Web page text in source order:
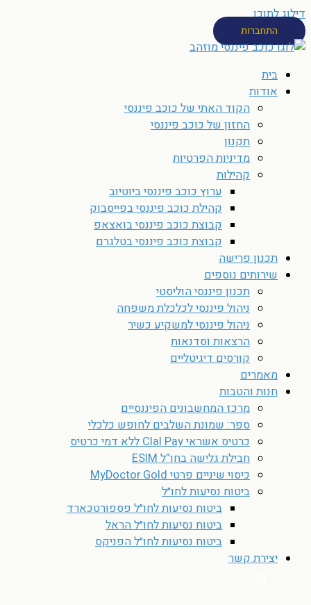
דילוג לתוכן
התחברות
בית
אודות
הקוד האתי של כוכב פיננסי
החזון של כוכב פיננסי
תקנון
מדיניות הפרטיות
קהילות
ערוץ כוכב פיננסי ביוטיוב
קהילת כוכב פיננסי בפייסבוק
קבוצת כוכב פיננסי בואצאפ
קבוצת כוכב פיננסי בטלגרם
תכנון פרישה
שירותים נוספים
תכנון פיננסי הוליסטי
ניהול פיננסי לכלכלת משפחה
ניהול פיננסי למשקיע כשיר
הרצאות וסדנאות
קורסים דיגיטליים
מאמרים
חנות והטבות
מרכז המחשבונים הפיננסיים
ספר: שמונת השלבים לחופש כלכלי
כרטיס אשראי Clal Pay ללא דמי כרטיס
חבילת גלישה בחו”ל ESIM
כיסוי שיניים פרטי MyDoctor Gold
ביטוח נסיעות לחו״ל
ביטוח נסיעות לחו״ל פספורטכארד
ביטוח נסיעות לחו״ל הראל
ביטוח נסיעות לחו״ל הפניקס
יצירת קשר